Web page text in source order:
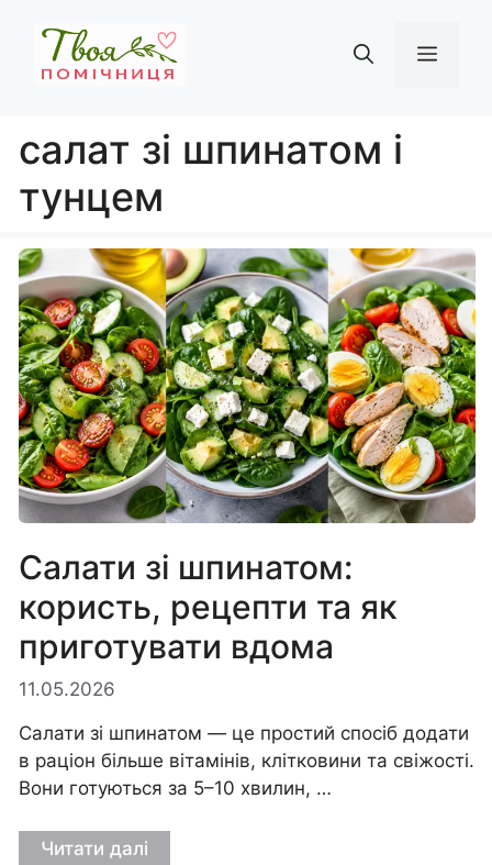
вмісту
салат зі шпинатом і
тунцем
Салати зі шпинатом:
користь, рецепти та як
приготувати вдома
11.05.2026
Салати зі шпинатом — це простий спосіб додати
в раціон більше вітамінів, клітковини та свіжості.
Вони готуються за 5–10 хвилин, …
Читати далі